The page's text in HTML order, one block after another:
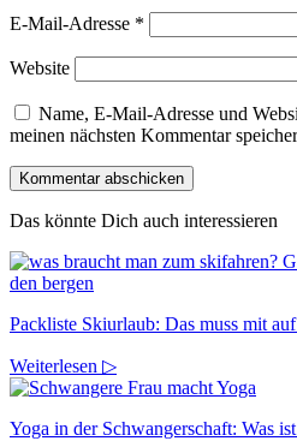
E-Mail-Adresse *
Website
Name, E-Mail-Adresse und
meinen nächsten Kommentar
Das könnte Dich auch interessieren
Packliste Skiurlaub: Das muss mit
Weiterlesen ▷
Yoga in der Schwangerschaft: Was